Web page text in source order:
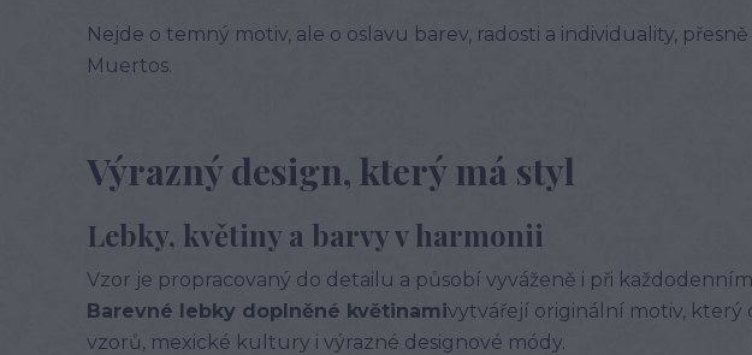
Nejde o temný motiv, ale o oslavu barev, radosti a individuality,
Muertos.
Výrazný design, který má styl
Lebky, květiny a barvy v harmonii
Vzor je propracovaný do detailu a působí vyváženě i při
Barevné lebky doplněné květinamivytvářejí originální motiv,
vzorů, mexické kultury i výrazné designové módy.